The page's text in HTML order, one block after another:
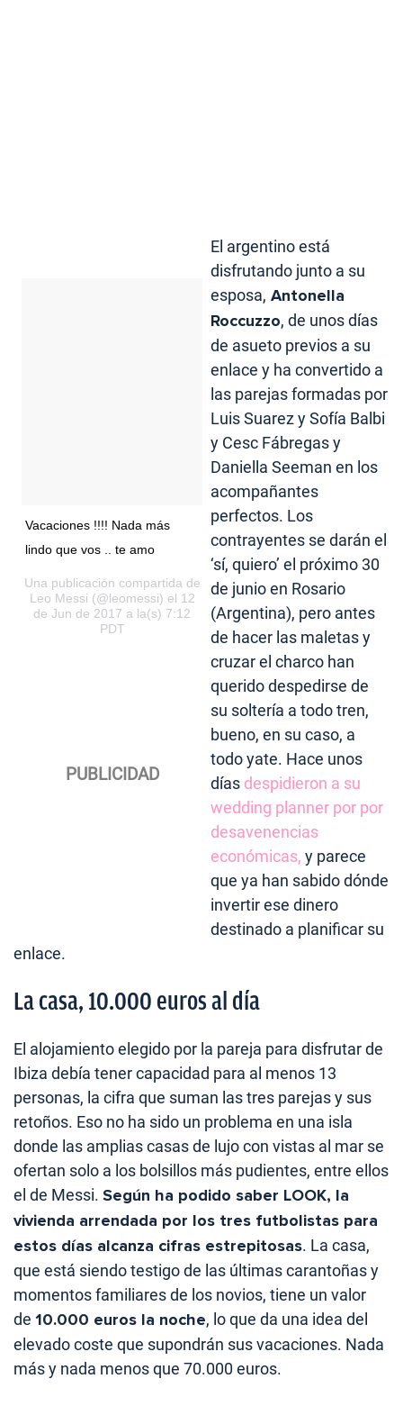
Vacaciones !!!! Nada más
lindo que vos .. te amo
Una publicación compartida de
Leo Messi (@leomessi) el 12
de Jun de 2017 a la(s) 7:12
PDT
El argentino está
disfrutando junto a su
esposa, Antonella
Roccuzzo, de unos días
de asueto previos a su
enlace y ha convertido a
las parejas formadas por
Luis Suarez y Sofía Balbi
y Cesc Fábregas y
Daniella Seeman en los
acompañantes
perfectos. Los
contrayentes se darán el
‘sí, quiero’ el próximo 30
de junio en Rosario
(Argentina), pero antes
de hacer las maletas y
cruzar el charco han
querido despedirse de
su soltería a todo tren,
bueno, en su caso, a
todo yate. Hace unos
días despidieron a su
wedding planner por por
desavenencias
económicas, y parece
que ya han sabido dónde
invertir ese dinero
destinado a planificar su
enlace.
La casa, 10.000 euros al día
El alojamiento elegido por la pareja para disfrutar de
Ibiza debía tener capacidad para al menos 13
personas, la cifra que suman las tres parejas y sus
retoños. Eso no ha sido un problema en una isla
donde las amplias casas de lujo con vistas al mar se
ofertan solo a los bolsillos más pudientes, entre ellos
el de Messi. Según ha podido saber LOOK, la
vivienda arrendada por los tres futbolistas para
estos días alcanza cifras estrepitosas. La casa,
que está siendo testigo de las últimas carantoñas y
momentos familiares de los novios, tiene un valor
de 10.000 euros la noche, lo que da una idea del
elevado coste que supondrán sus vacaciones. Nada
más y nada menos que 70.000 euros.